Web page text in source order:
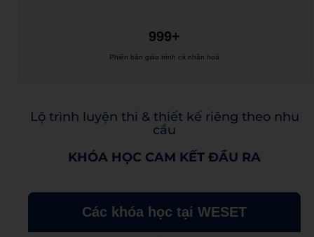
999+
Phiên bản giáo trình cá nhân hoá
Lộ trình luyện thi & thiết kế riêng theo nhu
cầu
KHÓA HỌC CAM KẾT ĐẦU RA
Các khóa học tại WESET